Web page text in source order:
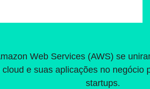
Web Services (AWS) se
e suas aplicações no negócio
startups.